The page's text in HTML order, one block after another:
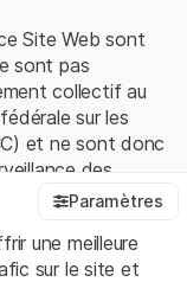
Site Web sont
sont pas
collectif au
sur les
et ne sont donc
des
auprès de la
par la LPCC.
Paramètres
une meilleure
sur le site et